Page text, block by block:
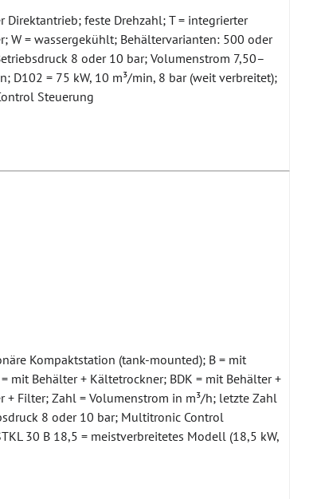
Direktantrieb; feste Drehzahl; T = integrierter
W = wassergekühlt; Behältervarianten: 500 oder
8 oder 10 bar; Volumenstrom 7,50–
D102 = 75 kW, 10 m³/min, 8 bar (weit verbreitet);
Steuerung
Kompaktstation (tank-mounted); B = mit
mit Behälter + Kältetrockner; BDK = mit Behälter +
+ Filter; Zahl = Volumenstrom in m³/h; letzte Zahl
8 oder 10 bar; Multitronic Control
30 B 18,5 = meistverbreitetes Modell (18,5 kW,